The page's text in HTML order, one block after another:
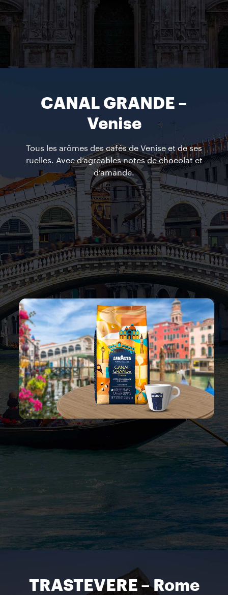
CANAL GRANDE –
Venise
Tous les arômes des cafés de Venise et de ses
ruelles. Avec d’agréables notes de chocolat et
d’amande.
TRASTEVERE – Rome